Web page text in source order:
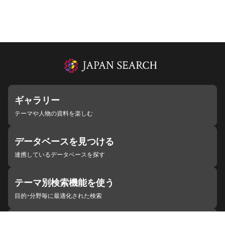
ギャラリー
テーマや人物の資料を楽しむ
データベースを見つける
連携しているデータベースを探す
テーマ別検索機能を使う
目的・分野毎に最適化された検索